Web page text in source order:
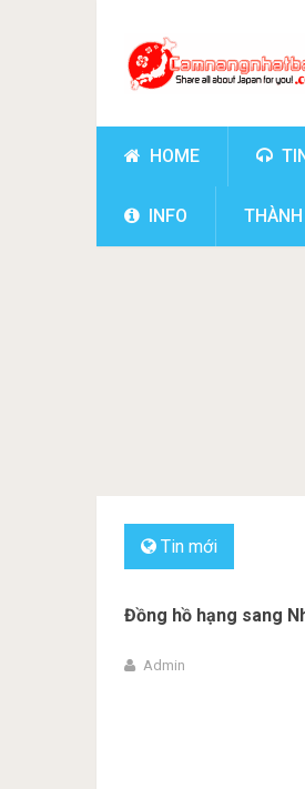
HOME
INFO THÀNH
Tin mới
Đồng hồ hạng sang
Admin